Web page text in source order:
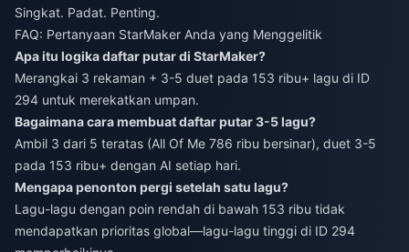
Singkat. Padat. Penting.
FAQ: Pertanyaan StarMaker Anda yang Menggelitik
Apa itu logika daftar putar di StarMaker?
Merangkai 3 rekaman + 3-5 duet pada 153 ribu+ lagu di ID
294 untuk merekatkan umpan.
Bagaimana cara membuat daftar putar 3-5 lagu?
Ambil 3 dari 5 teratas (All Of Me 786 ribu bersinar), duet 3-5
pada 153 ribu+ dengan AI setiap hari.
Mengapa penonton pergi setelah satu lagu?
Lagu-lagu dengan poin rendah di bawah 153 ribu tidak
mendapatkan prioritas global—lagu-lagu tinggi di ID 294